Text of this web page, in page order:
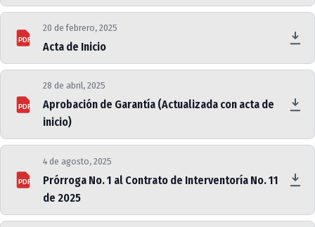
PDF
20 de febrero, 2025
Acta de Inicio
PDF
28 de abril, 2025
Aprobación de Garantía (Actualizada con acta de
inicio)
PDF
4 de agosto, 2025
Prórroga No. 1 al Contrato de Interventoría No. 11
de 2025